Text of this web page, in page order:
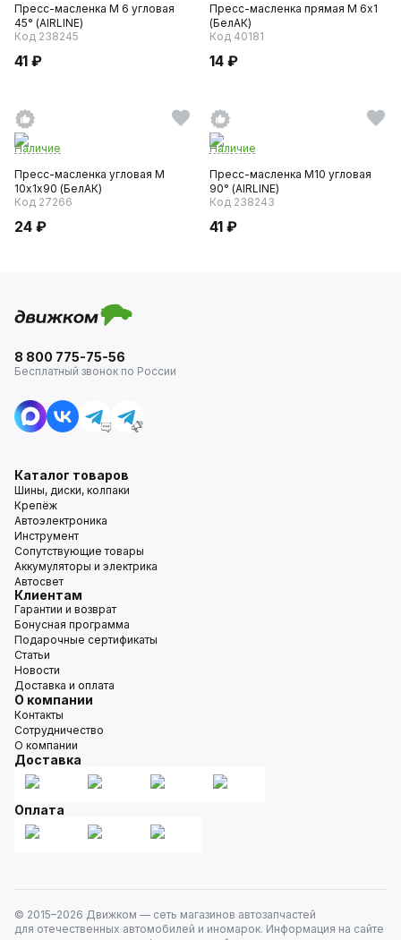
Пресс-масленка М 6 угловая
45° (AIRLINE)
Код 238245
41 ₽
Пресс-масленка прямая М 6х1
(БелАК)
Код 40181
14 ₽
Наличие
Пресс-масленка угловая М
10х1х90 (БелАК)
Код 27266
24 ₽
Наличие
Пресс-масленка М10 угловая
90° (AIRLINE)
Код 238243
41 ₽
8 800 775-75-56
Бесплатный звонок по России
Каталог товаров
Шины, диски, колпаки
Крепёж
Автоэлектроника
Инструмент
Сопутствующие товары
Аккумуляторы и электрика
Автосвет
Клиентам
Гарантии и возврат
Бонусная программа
Подарочные сертификаты
Статьи
Новости
Доставка и оплата
О компании
Контакты
Сотрудничество
О компании
Доставка
Оплата
© 2015–2026 Движком — сеть магазинов автозапчастей
для отечественных автомобилей и иномарок. Информация на сайте